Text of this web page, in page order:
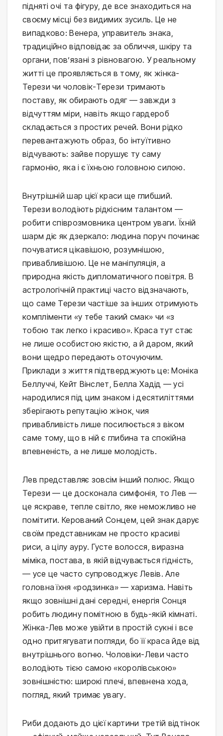
підняті очі та фігуру, де все знаходиться на
своєму місці без видимих зусиль. Це не
випадково: Венера, управитель знака,
традиційно відповідає за обличчя, шкіру та
органи, пов’язані з рівновагою. У реальному
житті це проявляється в тому, як жінка-
Терези чи чоловік-Терези тримають
поставу, як обирають одяг — завжди з
відчуттям міри, навіть якщо гардероб
складається з простих речей. Вони рідко
перевантажують образ, бо інтуїтивно
відчувають: зайве порушує ту саму
гармонію, яка і є їхньою головною силою.
Внутрішній шар цієї краси ще глибший.
Терези володіють рідкісним талантом —
робити співрозмовника центром уваги. Їхній
шарм діє як дзеркало: людина поруч починає
почуватися цікавішою, розумнішою,
привабливішою. Це не маніпуляція, а
природна якість дипломатичного повітря. В
астрологічній практиці часто відзначають,
що саме Терези частіше за інших отримують
компліменти «у тебе такий смак» чи «з
тобою так легко і красиво». Краса тут стає
не лише особистою якістю, а й даром, який
вони щедро передають оточуючим.
Приклади з життя підтверджують це: Моніка
Беллуччі, Кейт Вінслет, Белла Хадід — усі
народилися під цим знаком і десятиліттями
зберігають репутацію жінок, чия
привабливість лише посилюється з віком
саме тому, що в ній є глибина та спокійна
впевненість, а не лише молодість.
Лев представляє зовсім інший полюс. Якщо
Терези — це досконала симфонія, то Лев —
це яскраве, тепле світло, яке неможливо не
помітити. Керований Сонцем, цей знак дарує
своїм представникам не просто красиві
риси, а цілу ауру. Густе волосся, виразна
міміка, постава, в якій відчувається гідність,
— усе це часто супроводжує Левів. Але
головна їхня «родзинка» — харизма. Навіть
якщо зовнішні дані середні, енергія Сонця
робить людину помітною в будь-якій кімнаті.
Жінка-Лев може увійти в простій сукні і все
одно притягувати погляди, бо її краса йде від
внутрішнього вогню. Чоловіки-Леви часто
володіють тією самою «королівською»
зовнішністю: широкі плечі, впевнена хода,
погляд, який тримає увагу.
Риби додають до цієї картини третій відтінок